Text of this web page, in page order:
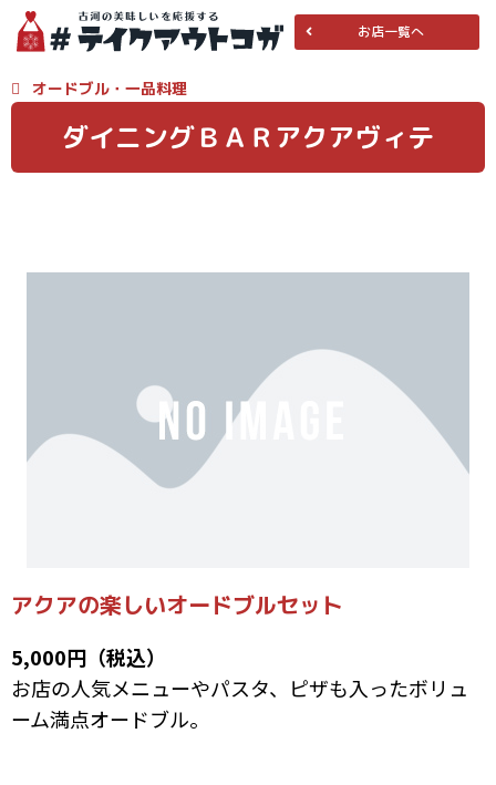
お店一覧へ
オードブル ・ 一品料理
ダイニングＢＡＲアクアヴィテ
アクアの楽しいオードブルセット
5,000円（税込）
お店の人気メニューやパスタ、ピザも入ったボリュ
ーム満点オードブル。